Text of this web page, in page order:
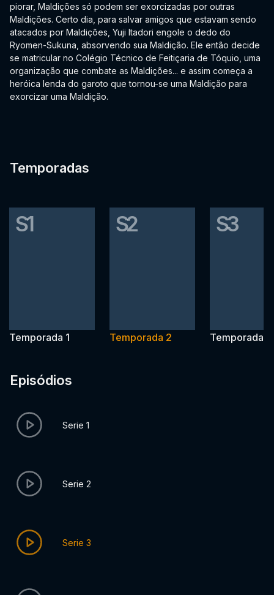
piorar, Maldições só podem ser exorcizadas por outras
Maldições. Certo dia, para salvar amigos que estavam sendo
atacados por Maldições, Yuji Itadori engole o dedo do
Ryomen-Sukuna, absorvendo sua Maldição. Ele então decide
se matricular no Colégio Técnico de Feitiçaria de Tóquio, uma
organização que combate as Maldições... e assim começa a
heróica lenda do garoto que tornou-se uma Maldição para
exorcizar uma Maldição.
Temporadas
S1
Temporada 1
S2
Temporada 2
S3
Temporada 3
Episódios
Serie 1
Serie 2
Serie 3